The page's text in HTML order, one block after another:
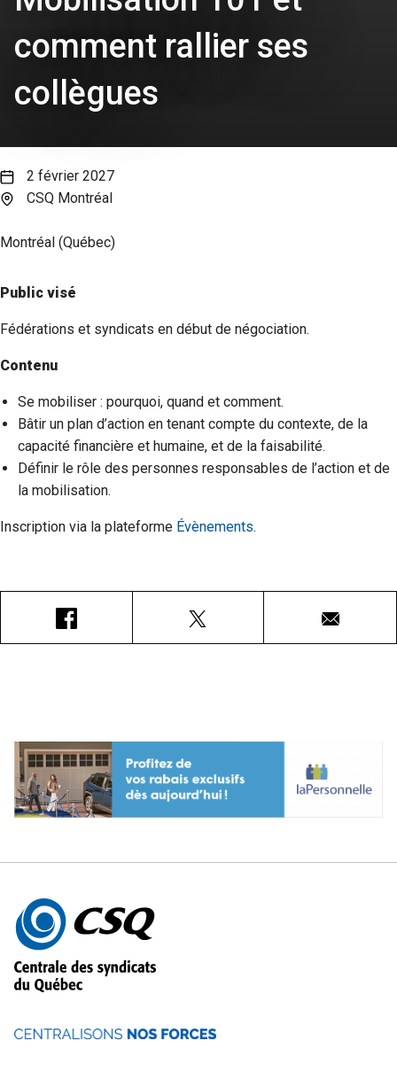
comment rallier ses
collègues
2 février 2027
CSQ Montréal
Montréal (Québec)
Public visé
Fédérations et syndicats en début de négociation.
Contenu
Se mobiliser : pourquoi, quand et comment.
Bâtir un plan d’action en tenant compte du contexte, de la
capacité financière et humaine, et de la faisabilité.
Définir le rôle des personnes responsables de l’action et de
la mobilisation.
Inscription via la plateforme Évènements.
Courriel
Autres
informations